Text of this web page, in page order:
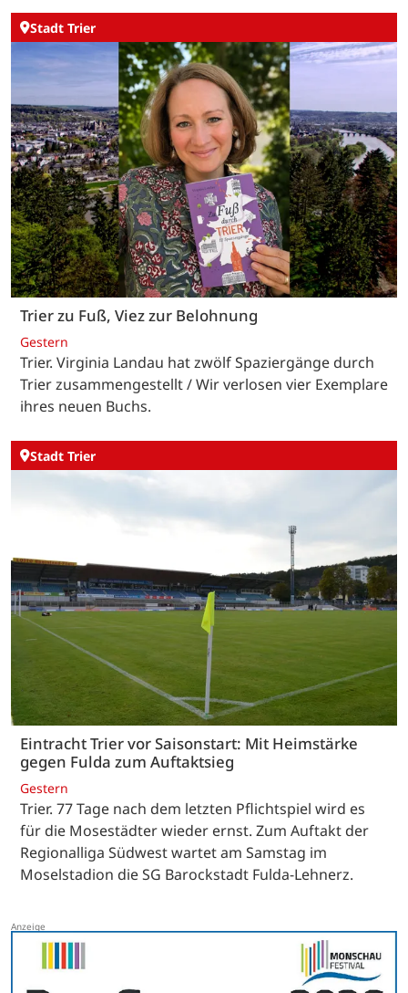
Stadt Trier
Trier zu Fuß, Viez zur Belohnung
Gestern
Trier. Virginia Landau hat zwölf Spaziergänge durch
Trier zusammengestellt / Wir verlosen vier Exemplare
ihres neuen Buchs.
Stadt Trier
Eintracht Trier vor Saisonstart: Mit Heimstärke
gegen Fulda zum Auftaktsieg
Gestern
Trier. 77 Tage nach dem letzten Pflichtspiel wird es
für die Mosestädter wieder ernst. Zum Auftakt der
Regionalliga Südwest wartet am Samstag im
Moselstadion die SG Barockstadt Fulda-Lehnerz.